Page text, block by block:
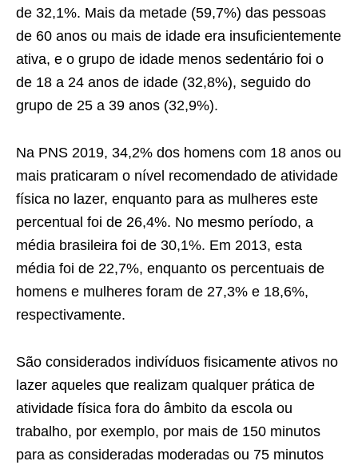
de 32,1%. Mais da metade (59,7%) das pessoas
de 60 anos ou mais de idade era insuficientemente
ativa, e o grupo de idade menos sedentário foi o
de 18 a 24 anos de idade (32,8%), seguido do
grupo de 25 a 39 anos (32,9%).
Na PNS 2019, 34,2% dos homens com 18 anos ou
mais praticaram o nível recomendado de atividade
física no lazer, enquanto para as mulheres este
percentual foi de 26,4%. No mesmo período, a
média brasileira foi de 30,1%. Em 2013, esta
média foi de 22,7%, enquanto os percentuais de
homens e mulheres foram de 27,3% e 18,6%,
respectivamente.
São considerados indivíduos fisicamente ativos no
lazer aqueles que realizam qualquer prática de
atividade física fora do âmbito da escola ou
trabalho, por exemplo, por mais de 150 minutos
para as consideradas moderadas ou 75 minutos